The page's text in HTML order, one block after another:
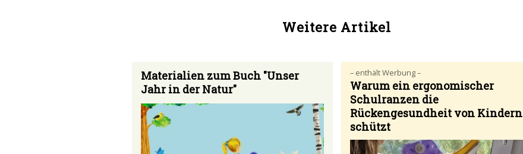
Weitere Artikel
Materialien zum Buch "Unser
Jahr in der Natur"
– enthält Werbung –
Warum ein ergonomischer
Schulranzen die
Rückengesundheit von Kindern
schützt